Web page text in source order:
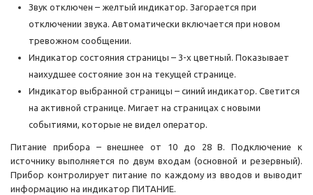
Звук отключен – желтый индикатор. Загорается при
отключении звука. Автоматически включается при новом
тревожном сообщении.
Индикатор состояния страницы – 3-х цветный. Показывает
наихудшее состояние зон на текущей странице.
Индикатор выбранной страницы – синий индикатор. Светится
на активной странице. Мигает на страницах с новыми
событиями, которые не видел оператор.
Питание прибора – внешнее от 10 до 28 В. Подключение к
источнику выполняется по двум входам (основной и резервный).
Прибор контролирует питание по каждому из вводов и выводит
информацию на индикатор ПИТАНИЕ.